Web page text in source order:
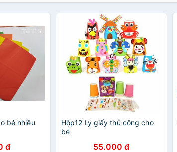
bé nhiều
đ
Hộp12 Ly giấy thủ công cho
bé
55.000 đ